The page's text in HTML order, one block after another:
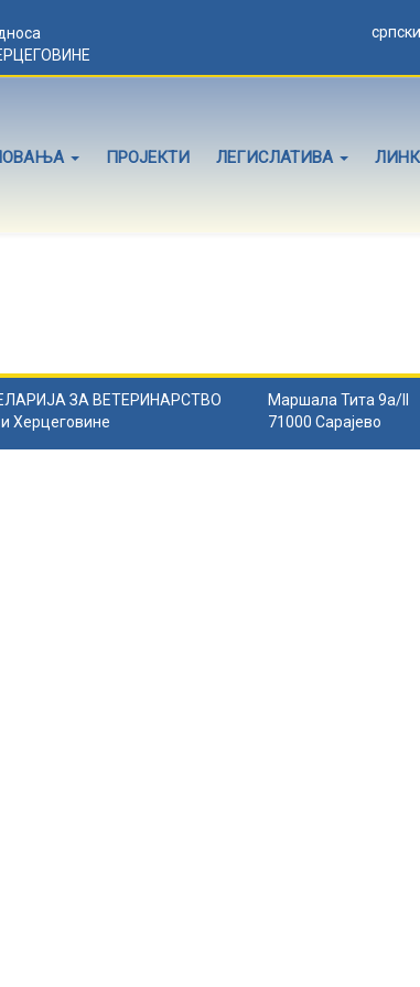
српски
ПРОЈЕКТИ ЛЕГИСЛАТИВА
ЗА ВЕТЕРИНАРСТВО
Херцеговине
Маршала Тита 9а/II
71000 Сарајево